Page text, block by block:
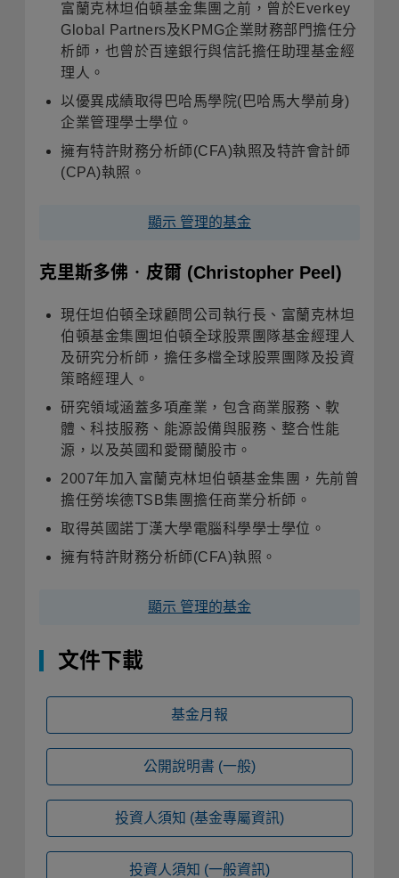
富蘭克林坦伯頓基金集團之前，曾於Everkey
Global Partners及KPMG企業財務部門擔任分
析師，也曾於百達銀行與信託擔任助理基金經
理人。
以優異成績取得巴哈馬學院( 巴哈馬大學前身)
企業管理學士學位 。
擁有特許財務分析師(CFA)執照及特許會計師
(CPA)執照 。
顯示 管理的基金
克里斯多佛‧皮爾 (Christopher Peel)
現任坦伯頓全球顧問公司執行長、 富蘭克林坦
伯頓基金集團坦伯頓全球股票團隊基金經理人
及研究分析師，擔任多檔全球股票團隊及投資
策略經理人 。
研究領域涵蓋多項產業，包含商業服務、軟
體、科技服務、能源設備與服務、整合性能
源，以及英國和愛爾蘭股市 。
2007年加入富蘭克林坦伯頓基金集團，先前曾
擔任勞埃德TSB集團擔任商業分析師 。
取得英國諾丁漢大學電腦科學學士學位 。
擁有特許財務分析師(CFA)執照 。
顯示 管理的基金
文件下載
基金月報
公開說明書 (一般)
投資人須知 (基金專屬資訊)
投資人須知 (一般資訊)